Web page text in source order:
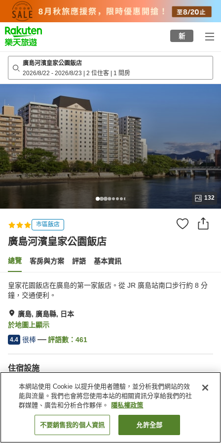
top
page
新
廣島河濱皇家公園飯店
2026/8/22 - 2026/8/23 | 2 位住客 | 1 間房
132
市區飯店
廣島河濱皇家公園飯店
總覽 客房與方案 評語 基本資訊
皇家花園飯店在廣島的第一家飯店。從 JR 廣島站南口步行約 8 分
鐘，交通便利。
廣島, 廣島縣, 日本
於地圖上顯示
4.4 很棒 評語數： 461
住宿設施
24 小時服務櫃台
宅配服務
喚醒服務
付費乾洗服務
找客房
本網站使用 Cookie 以提升使用者體驗，並分析我們網站的效
能與流量。我們也會將您使用本站的相關資訊分享給我們的社
群媒體、廣告和分析合作夥伴。
隱私權政策
不要銷售我的個人資訊 允許全部